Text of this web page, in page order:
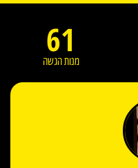
61
מנות הגשה